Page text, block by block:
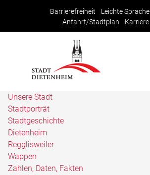
Barrierefreiheit Leichte Sprache
Anfahrt/Stadtplan
Karriere
Unsere Stadt
Stadtporträt
Stadtgeschichte
Dietenheim
Regglisweiler
Wappen
Zahlen, Daten, Fakten